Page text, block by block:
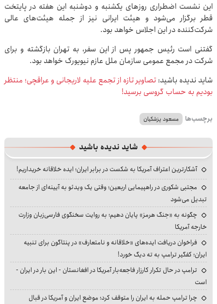
این نشست اضطراری روزهای یکشنبه و دوشنبه این هفته در پایتخت
قطر برگزار می‌شود و هیئت ایرانی نیز از جمله هیئت‌های عالی
شرکت‌کننده در این اجلاس خواهد بود.
گفتنی است رئیس جمهور پس از این سفر، به تهران بازگشته و برای
شرکت در مجمع عمومی سازمان ملل عازم نیویورک خواهد بود.
شاید ندیده باشید: تصاویر تازه از تجمع علیه لاریجانی و عراقچی؛ منتظر
بودیم به حساب گروسی برسید!
برچسب‌ها مسعود پزشکیان
شاید ندیده باشید
آشکارترین اعتراف آمریکا به شکست در برابر ایران؛ ایده خلاقانه خریداریم!
مجتبی شکوری در راهپیمایی اربعین؛ وقتی یک ویدئو به آیینه‌ای از جامعه
تبدیل می‌شود
چگونه به «جنگ هرمز» پایان دهیم؛ به روایت سخنگوی فارسی‌زبان وزارت
خارجه آمریکا
فراخوان دریافت ایده‌های «خلاقانه و نامتعارف» در پنتاگون برای تنبیه
ایران؛ کفگیر ترامپ به ته دیگ خورد!
ترامپ در حال تکرار کارزار فاجعه‌بار آمریکا در افغانستان - این بار در ایران -
است
چرا ترامپ حمله به ایران را متوقف کرد؛ موضع ایران و آمریکا در قبال